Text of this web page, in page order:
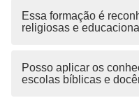
Essa formação é
religiosas e
Posso aplicar os
escolas bíblicas e